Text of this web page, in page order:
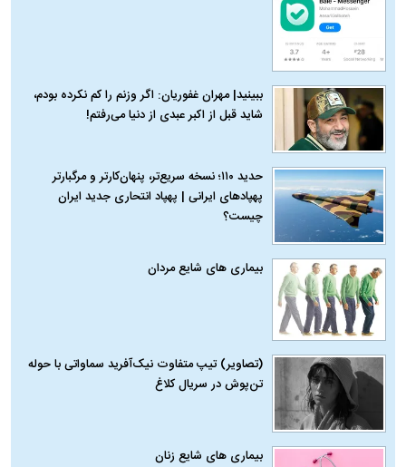
ببینید| مهران غفوریان: اگر وزنم را کم نکرده بودم،
شاید قبل از اکبر عبدی از دنیا می‌رفتم!
حدید ۱۱۰؛ نسخه سریع‌تر، پنهان‌کارتر و مرگبارتر
پهپادهای ایرانی | پهپاد انتحاری جدید ایران
چیست؟
بیماری‌ های شایع مردان
(تصاویر) تیپ متفاوت نیک‌آفرید سماواتی با حوله
تن‌پوش در سریال کلاغ
بیماری‌ های شایع زنان